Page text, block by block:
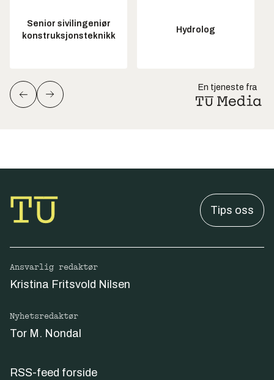
Senior sivilingeniør
konstruksjonsteknikk
Hydrolog
En tjeneste fra
Tips oss
Ansvarlig redaktør
Kristina Fritsvold Nilsen
Nyhetsredaktør
Tor M. Nondal
RSS-feed forside